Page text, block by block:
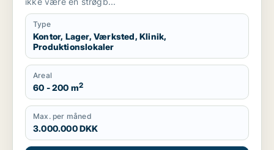
Type
Kontor, Lager, Værksted, Klinik,
Produktionslokaler
Areal
60 - 200 m2
Max. per måned
3.000.000 DKK